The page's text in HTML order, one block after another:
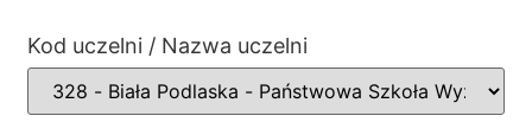
Kod uczelni / Nazwa uczelni